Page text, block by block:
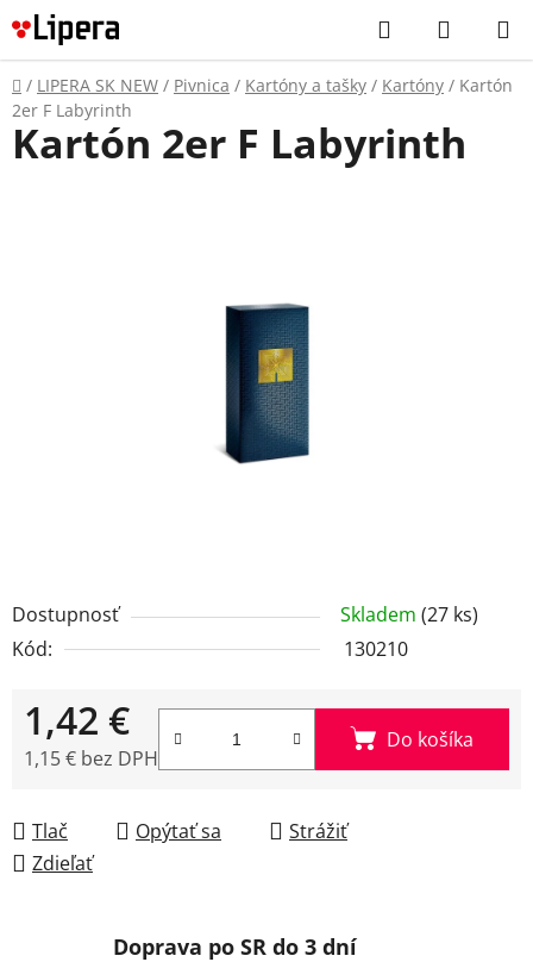
Prejsť
na
obsah
Hľadať
KOŠÍK
Domov
/ LIPERA SK NEW / Pivnica / Kartóny a tašky / Kartóny / Kartón
2er F Labyrinth
Dostupnosť Skladem (27 ks)
Kód:
130210
1,42 €
1,15 € bez DPH
Do košíka
Tlač Opýtať sa
Strážiť
Zdieľať
Kartón 2er F Labyrinth
Doprava po SR do 3 dní